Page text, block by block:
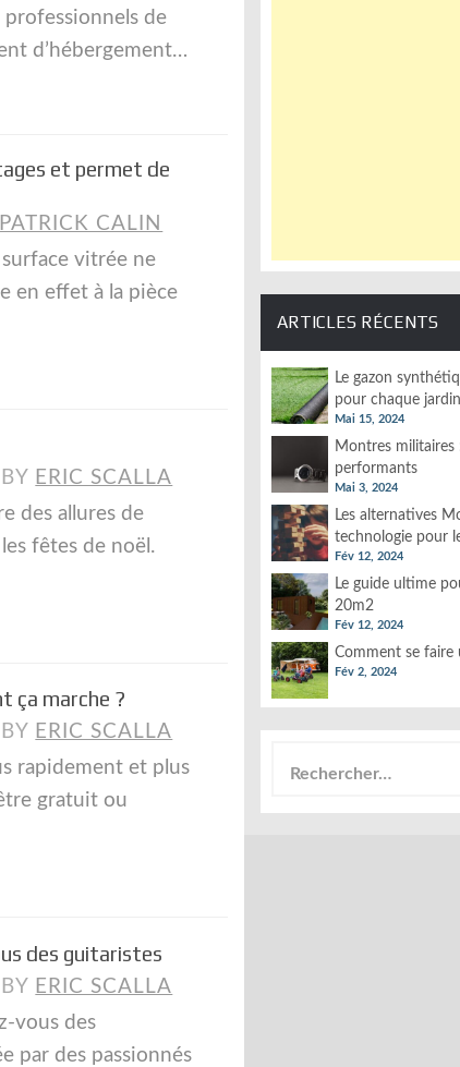
de
d’hébergement…
et permet de
PATRICK CALIN
surface vitrée ne
en effet à la pièce
BY ERIC SCALLA
des allures de
fêtes de noël.
ça marche ?
BY ERIC SCALLA
rapidement et plus
gratuit ou
des guitaristes
BY ERIC SCALLA
vous des
par des passionnés
ARTICLES RÉCENTS
Le gazon
pour chaque jardin
Mai 15, 2024
Montres militaires
performants
Mai 3, 2024
Les alternatives
technologie pour
Fév 12, 2024
Le guide ultime
20m2
Fév 12, 2024
Comment se faire
Fév 2, 2024